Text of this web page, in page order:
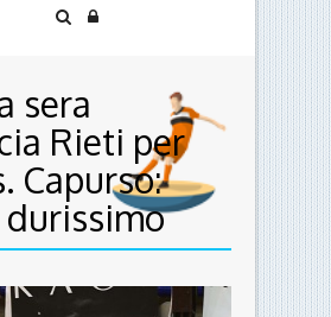
sera
Rieti per
Capurso:
durissimo